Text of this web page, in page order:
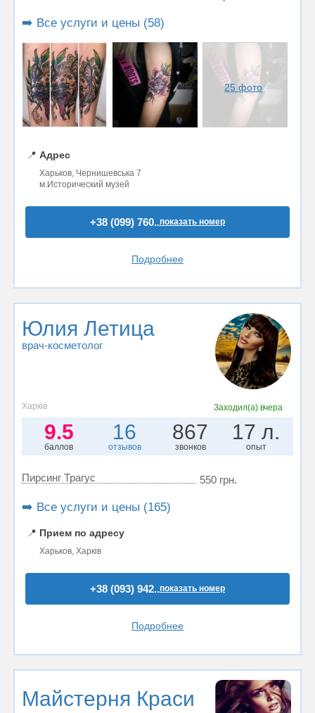
➡️ Все услуги и цены (58)
25 фото
📍 Адрес
Харьков, Чернишевська 7
м.Исторический музей
+38 (099) 760..показать номер
Подробнее
Юлия Летица
врач-косметолог
Харків Заходил(а) вчера
9.5
баллов
16
отзывов
867
звонков
17 л.
опыт
Пирсинг Трагус 550 грн.
➡️ Все услуги и цены (165)
📍 Прием по адресу
Харьков, Харків
+38 (093) 942..показать номер
Подробнее
Майстерня Краси